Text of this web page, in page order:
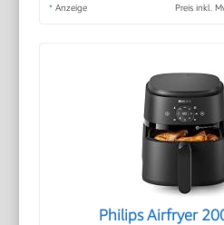
* Anzeige Preis inkl.
Philips Airfryer